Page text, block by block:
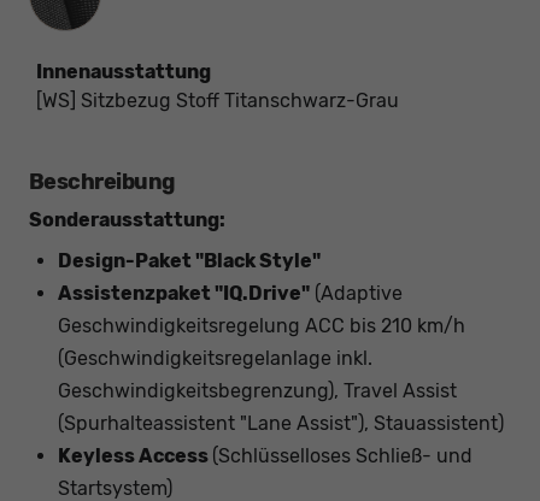
Innenausstattung
[WS] Sitzbezug Stoff Titanschwarz-Grau
Beschreibung
Sonderausstattung:
Design-Paket "Black Style"
Assistenzpaket "IQ.Drive" (Adaptive
Geschwindigkeitsregelung ACC bis 210 km/h
(Geschwindigkeitsregelanlage inkl.
Geschwindigkeitsbegrenzung), Travel Assist
(Spurhalteassistent "Lane Assist"), Stauassistent)
Keyless Access (Schlüsselloses Schließ- und
Startsystem)